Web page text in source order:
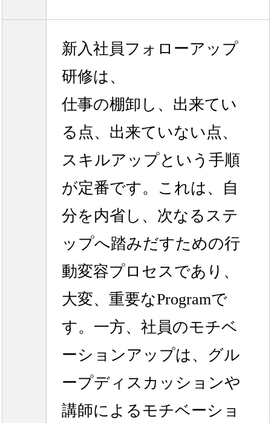
新入社員フォローアップ
研修は、
仕事の棚卸し、出来てい
る点、出来ていない点、
スキルアップという手順
が定番です。これは、自
分を内省し、次なるステ
ップへ踏みだすための行
動変容プロセスであり、
大変、重要なProgramで
す。一方、社員のモチベ
ーションアップは、グル
ープディスカッションや
講師によるモチベーショ